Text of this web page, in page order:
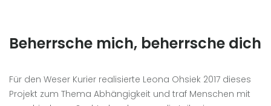
Beherrsche mich, beherrsche dich
Für den Weser Kurier realisierte Leona Ohsiek 2017 dieses
Projekt zum Thema Abhängigkeit und traf Menschen mit